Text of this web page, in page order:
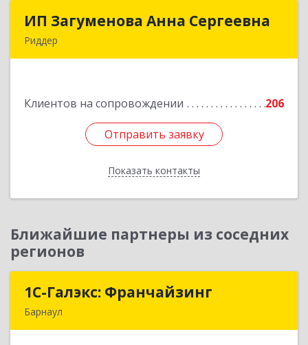
ИП Загуменова Анна Сергеевна
Риддер
Клиентов на сопровождении 206
Отправить заявку
Показать контакты
ИП Загуменова Анна Сергеевна
Подробнее
Отправить заявку
Назад
Ближайшие партнеры из соседних
регионов
1С-Галэкс: Франчайзинг
Барнаул
1С-Галэкс: Франчайзинг